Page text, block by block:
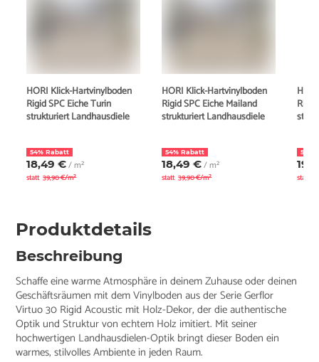
HORI Klick-Hartvinylboden
Rigid SPC Eiche Turin
strukturiert Landhausdiele
54% Rabatt
18,49 €/ m²
statt 39,90 €/m²
HORI Klick-Hartvinylboden
Rigid SPC Eiche Mailand
strukturiert Landhausdiele
54% Rabatt
18,49 €/ m²
statt 39,90 €/m²
55%
statt
Produktdetails
Beschreibung
Schaffe eine warme Atmosphäre in deinem Zuhause oder deinen
Geschäftsräumen mit dem Vinylboden aus der Serie Gerflor
Virtuo 30 Rigid Acoustic mit Holz-Dekor, der die authentische
Optik und Struktur von echtem Holz imitiert. Mit seiner
hochwertigen Landhausdielen-Optik bringt dieser Boden ein
warmes, stilvolles Ambiente in jeden Raum.